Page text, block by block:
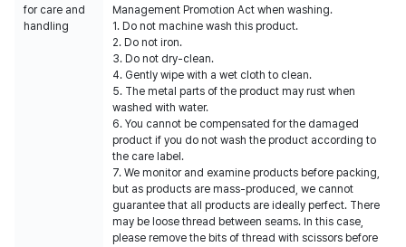
for care and
handling
Management Promotion Act when washing.
1. Do not machine wash this product.
2. Do not iron.
3. Do not dry-clean.
4. Gently wipe with a wet cloth to clean.
5. The metal parts of the product may rust when
washed with water.
6. You cannot be compensated for the damaged
product if you do not wash the product according to
the care label.
7. We monitor and examine products before packing,
but as products are mass-produced, we cannot
guarantee that all products are ideally perfect. There
may be loose thread between seams. In this case,
please remove the bits of thread with scissors before